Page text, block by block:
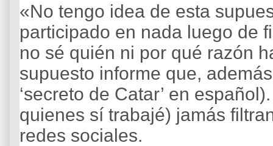
«No tengo idea de esta
participado en nada luego de
no sé quién ni por qué razón
supuesto informe que,
‘secreto de Catar’ en
quienes sí trabajé) jamás
redes sociales.